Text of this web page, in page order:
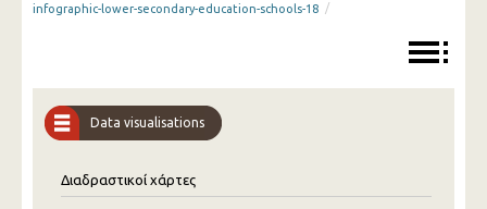
infographic-lower-secondary-education-schools-18 /
Data visualisations
Διαδραστικοί χάρτες